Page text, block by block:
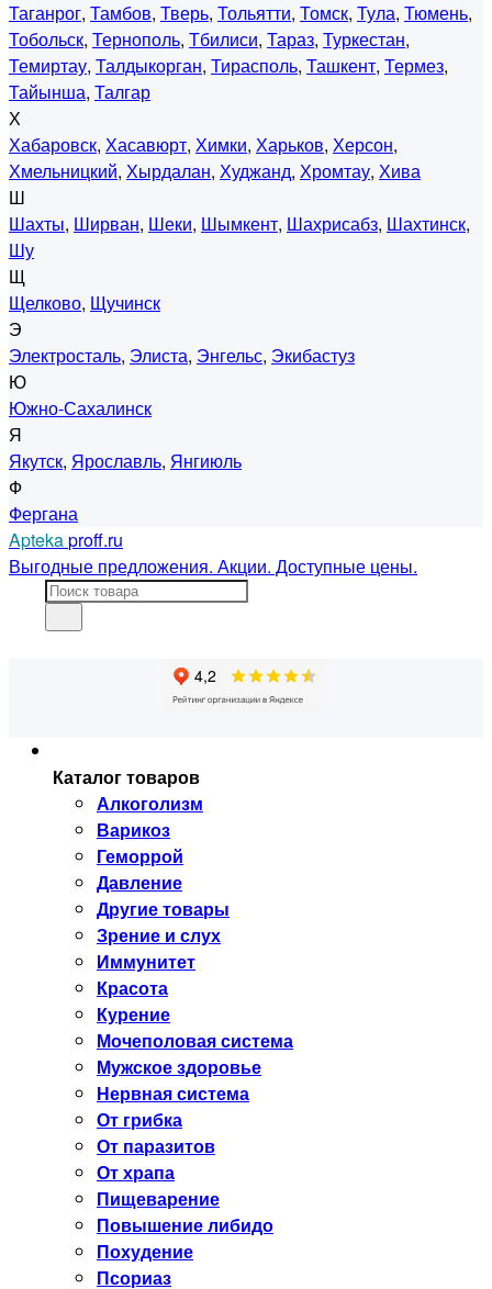
Таганрог, Тамбов, Тверь, Тольятти, Томск, Тула, Тюмень,
Тобольск, Тернополь, Тбилиси, Тараз, Туркестан,
Темиртау, Талдыкорган, Тирасполь, Ташкент, Термез,
Тайынша, Талгар
Х
Хабаровск, Хасавюрт, Химки, Харьков, Херсон,
Хмельницкий, Хырдалан, Худжанд, Хромтау, Хива
Ш
Шахты, Ширван, Шеки, Шымкент, Шахрисабз, Шахтинск,
Шу
Щ
Щелково, Щучинск
Э
Электросталь, Элиста, Энгельс, Экибастуз
Ю
Южно-Сахалинск
Я
Якутск, Ярославль, Янгиюль
Ф
Фергана
Aptekaproff.ru
Выгодные предложения. Акции. Доступные цены.
Каталог товаров
Алкоголизм
Варикоз
Геморрой
Давление
Другие товары
Зрение и слух
Иммунитет
Красота
Курение
Мочеполовая система
Мужское здоровье
Нервная система
От грибка
От паразитов
От храпа
Пищеварение
Повышение либидо
Похудение
Псориаз